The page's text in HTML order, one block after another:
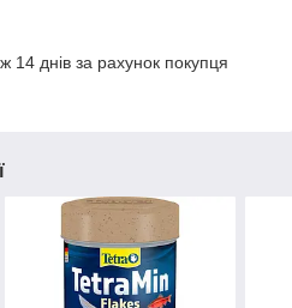
14 днів за рахунок покупця